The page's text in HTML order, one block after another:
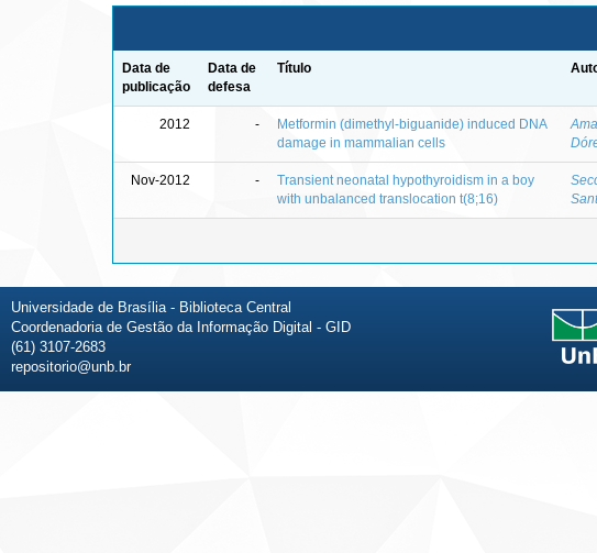
Data de
publicação
Data de
defesa
Título
2012 -
Metformin (dimethyl-biguanide) induced DNA
damage in mammalian cells
Nov-2012 -
Transient neonatal hypothyroidism in a boy
with unbalanced translocation t(8;16)
Universidade de Brasília - Biblioteca Central
Coordenadoria de Gestão da Informação Digital - GID
(61) 3107-2683
repositorio@unb.br